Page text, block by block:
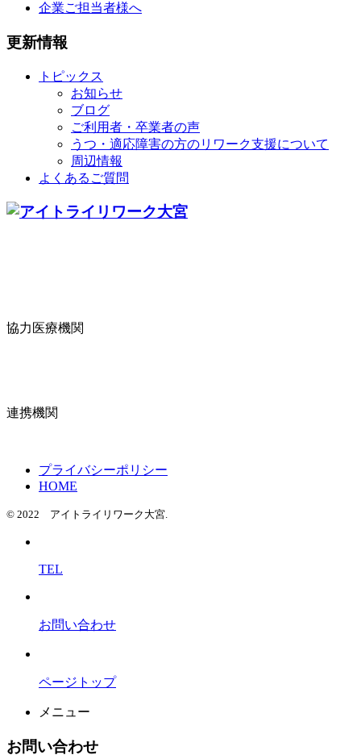
企業ご担当者様へ
更新情報
トピックス
お知らせ
ブログ
ご利用者・卒業者の声
うつ・適応障害の方のリワーク支援について
周辺情報
よくあるご質問
協力医療機関
連携機関
プライバシーポリシー
HOME
© 2022 アイトライリワーク大宮.
TEL
お問い合わせ
ページトップ
メニュー
お問い合わせ